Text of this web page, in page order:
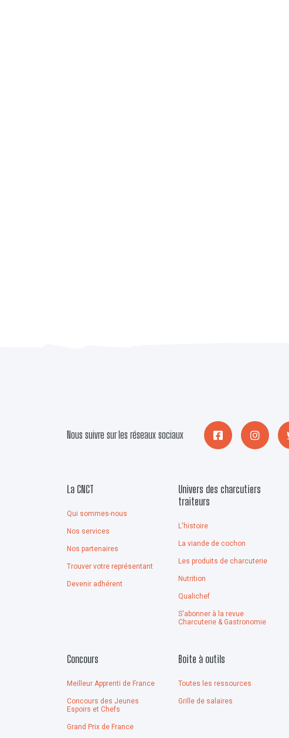
Nous suivre sur les réseaux sociaux
La CNCT
Qui sommes-nous
Nos services
Nos partenaires
Trouver votre représentant
Devenir adhérent
Univers des charcutiers
traiteurs
L'histoire
La viande de cochon
Les produits de charcuterie
Nutrition
Qualichef
S'abonner à la revue
Charcuterie & Gastronomie
Concours
Meilleur Apprenti de France
Concours des Jeunes
Espoirs et Chefs
Grand Prix de France
Boite à outils
Toutes les ressources
Grille de salaires